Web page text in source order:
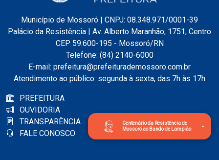
Centenário da Resistência de
Mossoró ao Bando de Lampião
Município de Mossoró | CNPJ: 08.348.971/0001-39
Palácio da Resistência | Av. Alberto Maranhão, 1751, Centro
CEP 59.600-195 - Mossoró/RN
Telefone: (84) 2140-6000
E-mail: prefeitura@prefeiturademossoro.com.br
Atendimento ao público: segunda à sexta, das 7h às 17h
PREFEITURA
OUVIDORIA
TRANSPARÊNCIA
FALE CONOSCO